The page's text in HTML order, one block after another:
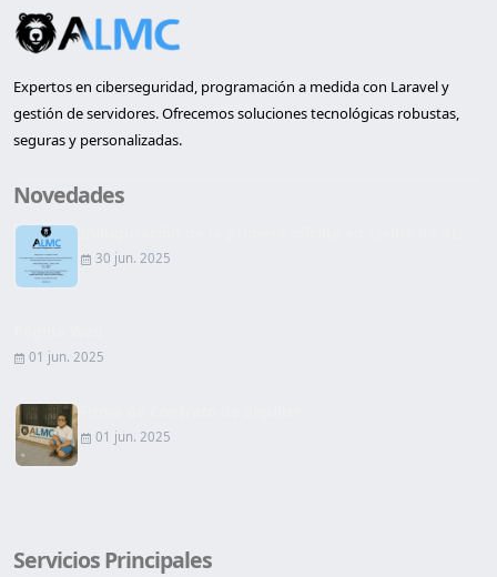
Expertos en ciberseguridad, programación a medida con Laravel y
gestión de servidores. Ofrecemos soluciones tecnológicas robustas,
seguras y personalizadas.
Novedades
30 jun. 2025
01 jun. 2025
01 jun. 2025
Servicios Principales